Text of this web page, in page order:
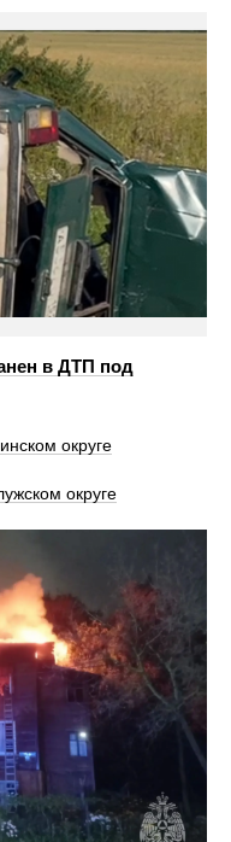
в ДТП под
округе
округе